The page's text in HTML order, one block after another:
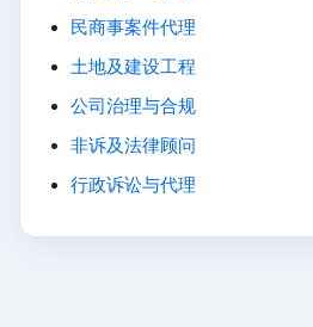
民商事案件代理
土地及建设工程
公司治理与合规
非诉及法律顾问
行政诉讼与代理